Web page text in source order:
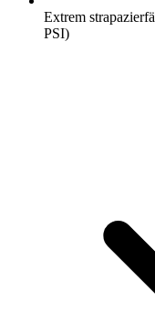
Extrem
PSI)